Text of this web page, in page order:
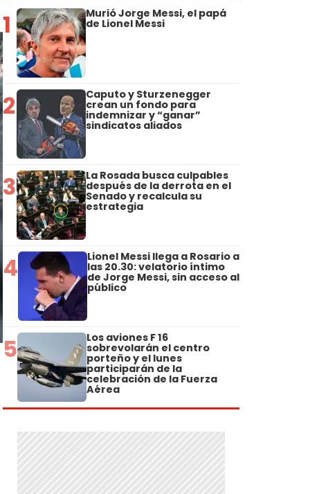
1 Murió Jorge Messi, el papá
de Lionel Messi
2 Caputo y Sturzenegger
crean un fondo para
indemnizar y “ganar”
sindicatos aliados
3 La Rosada busca culpables
después de la derrota en el
Senado y recalcula su
estrategia
4 Lionel Messi llega a Rosario a
las 20.30: velatorio íntimo
de Jorge Messi, sin acceso al
público
5 Los aviones F 16
sobrevolarán el centro
porteño y el lunes
participarán de la
celebración de la Fuerza
Aérea